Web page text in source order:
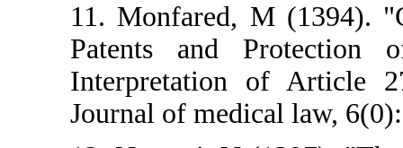
11. Monfared,
Patents and
Interpretation
Journal of